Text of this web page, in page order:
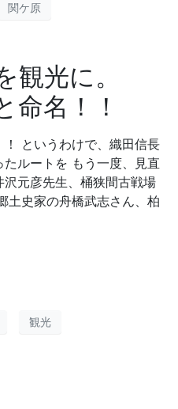
関ケ原
観光に。
命名！！
！ というわけで、織田信長
ルートを もう一度、見直
元彦先生、桶狭間古戦場
土史家の舟橋武志さん、柏
観光